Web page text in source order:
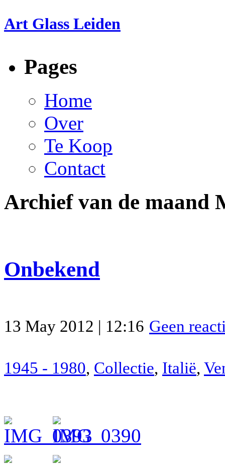
Art Glass Leiden
Pages
Home
Over
Te Koop
Contact
Archief van de maand
Onbekend
13 May 2012 | 12:16 Geen
1945 - 1980, Collectie, Italië,